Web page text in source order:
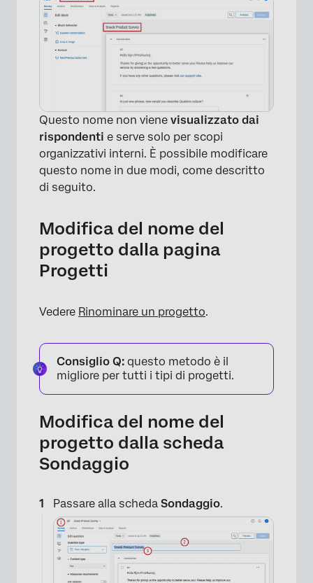
Questo nome non viene visualizzato dai
rispondenti e serve solo per scopi
organizzativi interni. È possibile modificare
questo nome in due modi, come descritto
di seguito.
Modifica del nome del
progetto dalla pagina
Progetti
Vedere Rinominare un progetto.
Consiglio Q: questo metodo è il
migliore per tutti i tipi di progetti.
Modifica del nome del
progetto dalla scheda
Sondaggio
Passare alla scheda Sondaggio.